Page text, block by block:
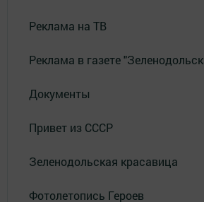
Реклама на ТВ
Реклама в газете
Документы
Привет из СССР
Зеленодольская красавица
Фотолетопись Героев